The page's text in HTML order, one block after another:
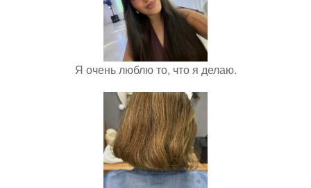
Я очень люблю то, что я делаю.